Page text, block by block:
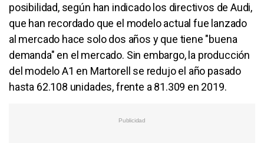
posibilidad, según han indicado los directivos de Audi,
que han recordado que el modelo actual fue lanzado
al mercado hace solo dos años y que tiene "buena
demanda" en el mercado. Sin embargo, la producción
del modelo A1 en Martorell se redujo el año pasado
hasta 62.108 unidades, frente a 81.309 en 2019.